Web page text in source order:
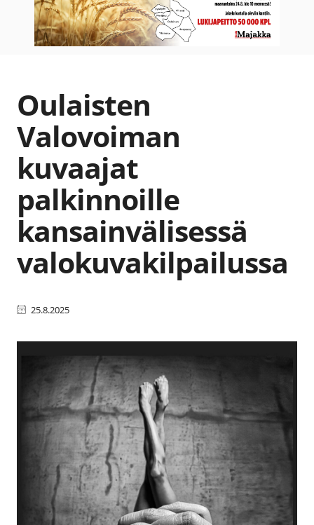
Oulaisten
Valovoiman
kuvaajat
palkinnoille
kansainvälisessä
valokuvakilpailussa
25.8.2025